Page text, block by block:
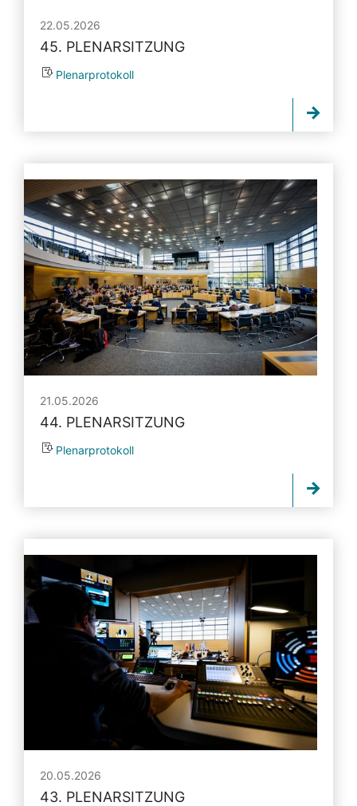
22.05.2026
45. PLENARSITZUNG
Plenarprotokoll
21.05.2026
44. PLENARSITZUNG
Plenarprotokoll
20.05.2026
43. PLENARSITZUNG